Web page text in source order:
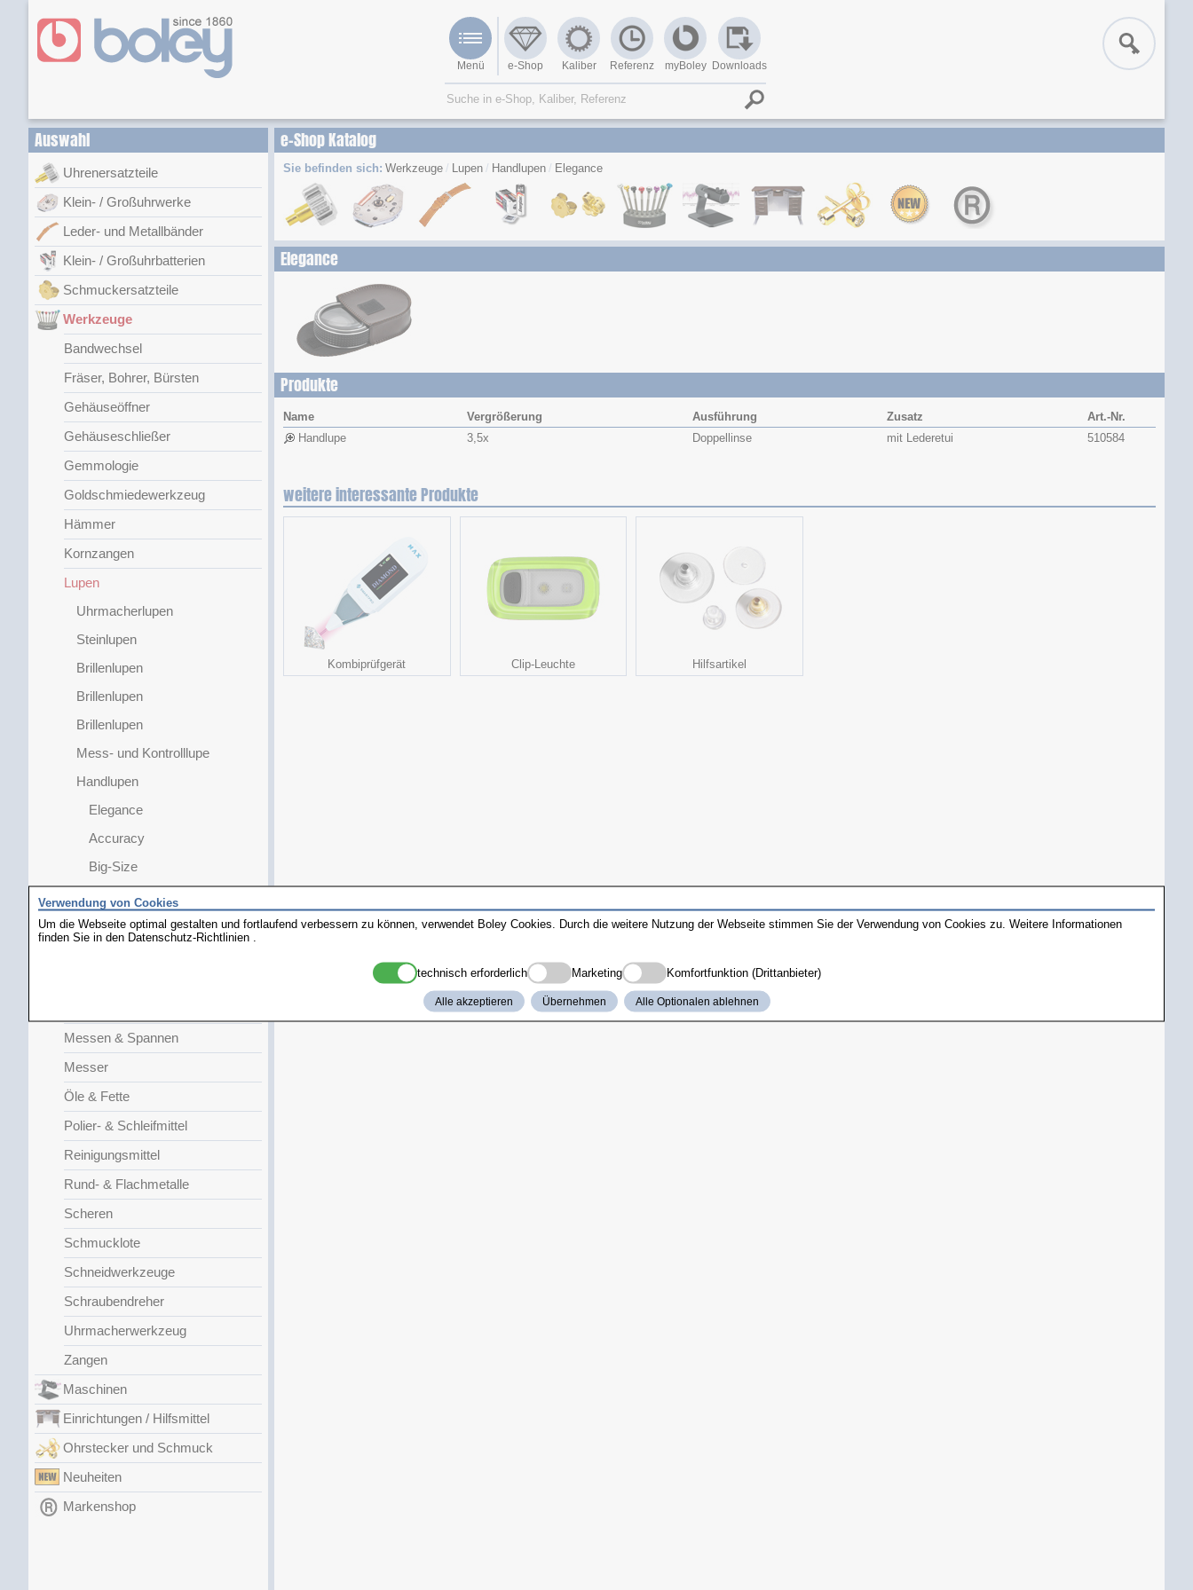
Menü e-Shop Kaliber Referenz myBoley Downloads
Auswahl
Uhrenersatzteile
Klein- / Großuhrwerke
Leder- und Metallbänder
Klein- / Großuhrbatterien
Schmuckersatzteile
Werkzeuge
Bandwechsel
Fräser, Bohrer, Bürsten
Gehäuseöffner
Gehäuseschließer
Gemmologie
Goldschmiedewerkzeug
Hämmer
Kornzangen
Lupen
Uhrmacherlupen
Steinlupen
Brillenlupen
Brillenlupen
Brillenlupen
Mess- und Kontrolllupe
Handlupen
Elegance
Accuracy
Big-Size
Big-Screen
Kopfbandlupen
Messen & Spannen
Messer
Öle & Fette
Polier- & Schleifmittel
Reinigungsmittel
Rund- & Flachmetalle
Scheren
Schmucklote
Schneidwerkzeuge
Schraubendreher
Uhrmacherwerkzeug
Zangen
Maschinen
Einrichtungen / Hilfsmittel
Ohrstecker und Schmuck
Neuheiten
Markenshop
e-Shop Katalog
Sie befinden sich: Werkzeuge Lupen Handlupen Elegance
Elegance
Produkte
Name Vergrößerung Ausführung Zusatz
Art.-Nr.
Handlupe
3,5x Doppellinse mit Lederetui 510584
weitere interessante Produkte
Kombiprüfgerät Clip-Leuchte Hilfsartikel
Verwendung von Cookies
Um die Webseite optimal gestalten und fortlaufend verbessern zu können, verwendet Boley Cookies. Durch die weitere Nutzung der Webseite stimmen Sie der Verwendung von Cookies zu. Weitere Informationen
finden Sie in den Datenschutz-Richtlinien
technisch erforderlich Marketing Komfortfunktion (Drittanbieter)
Alle akzeptieren Übernehmen Alle Optionalen ablehnen